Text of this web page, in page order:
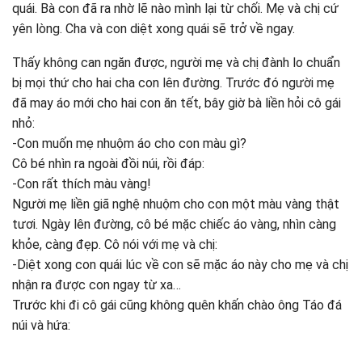
quái. Bà con đã ra nhờ lẽ nào mình lại từ chối. Mẹ và chị cứ
yên lòng. Cha và con diệt xong quái sẽ trở về ngay.
Thấy không can ngăn được, người mẹ và chị đành lo chuẩn
bị mọi thứ cho hai cha con lên đường. Trước đó người mẹ
đã may áo mới cho hai con ăn tết, bây giờ bà liền hỏi cô gái
nhỏ:
-Con muốn mẹ nhuộm áo cho con màu gì?
Cô bé nhìn ra ngoài đồi núi, rồi đáp:
-Con rất thích màu vàng!
Người mẹ liền giã nghệ nhuộm cho con một màu vàng thật
tươi. Ngày lên đường, cô bé mặc chiếc áo vàng, nhìn càng
khỏe, càng đẹp. Cô nói với mẹ và chị:
-Diệt xong con quái lúc về con sẽ mặc áo này cho mẹ và chị
nhận ra được con ngay từ xa…
Trước khi đi cô gái cũng không quên khấn chào ông Táo đá
núi và hứa: